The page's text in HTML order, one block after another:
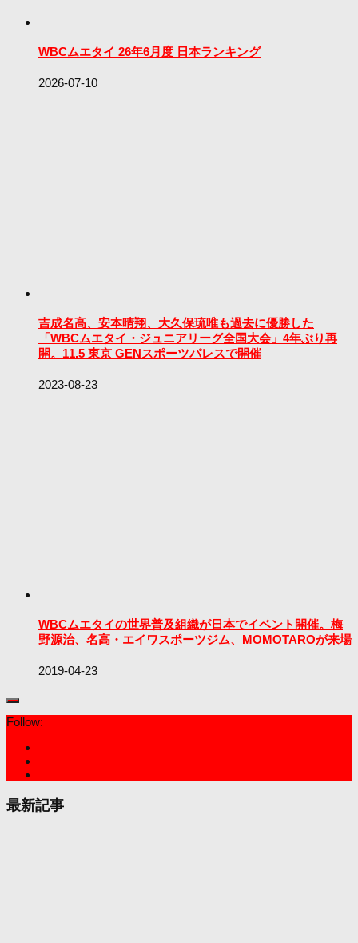
WBCムエタイ 26年6月度 日本ランキング
2026-07-10
吉成名高、安本晴翔、大久保琉唯も過去に優勝した
「WBCムエタイ・ジュニアリーグ全国大会」4年ぶり再
開。11.5 東京 GENスポーツパレスで開催
2023-08-23
WBCムエタイの世界普及組織が日本でイベント開催。梅
野源治、名高・エイワスポーツジム、MOMOTAROが来場
2019-04-23
Follow:
最新記事